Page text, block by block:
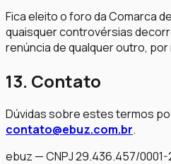
Fica eleito o foro da Comarca
quaisquer controvérsias
renúncia de qualquer outro,
13. Contato
Dúvidas sobre estes termos
contato@ebuz.com.br.
ebuz — CNPJ 29.436.457/0001-